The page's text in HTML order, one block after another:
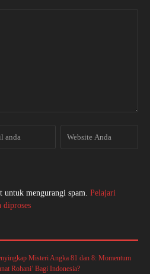
untuk mengurangi spam. Pelajari
diproses
Misteri Angka 81 dan 8: Momentum
Rohani’ Bagi Indonesia?